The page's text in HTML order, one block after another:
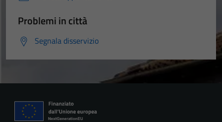
Problemi in città
Segnala disservizio